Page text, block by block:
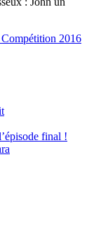
2016
final !